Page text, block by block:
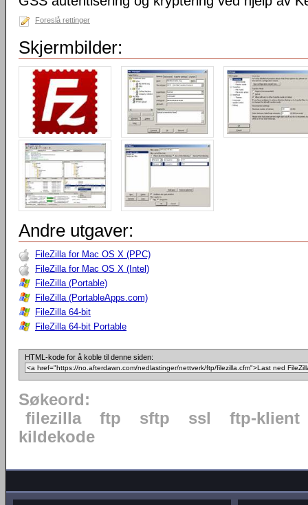
Foreslå rettinger
Skjermbilder:
Andre utgaver:
FileZilla for Mac OS X (PPC)
FileZilla for Mac OS X (Intel)
FileZilla (Portable)
FileZilla (PortableApps.com)
FileZilla 64-bit
FileZilla 64-bit Portable
HTML-kode for å koble til denne siden:
Søkeord:
filezilla
ftp sftp ssl
ftp-klient
kildekode